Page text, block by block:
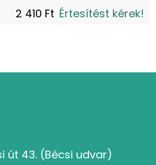
2 410 Ft Értesítést kérek!
út 43. (Bécsi udvar)